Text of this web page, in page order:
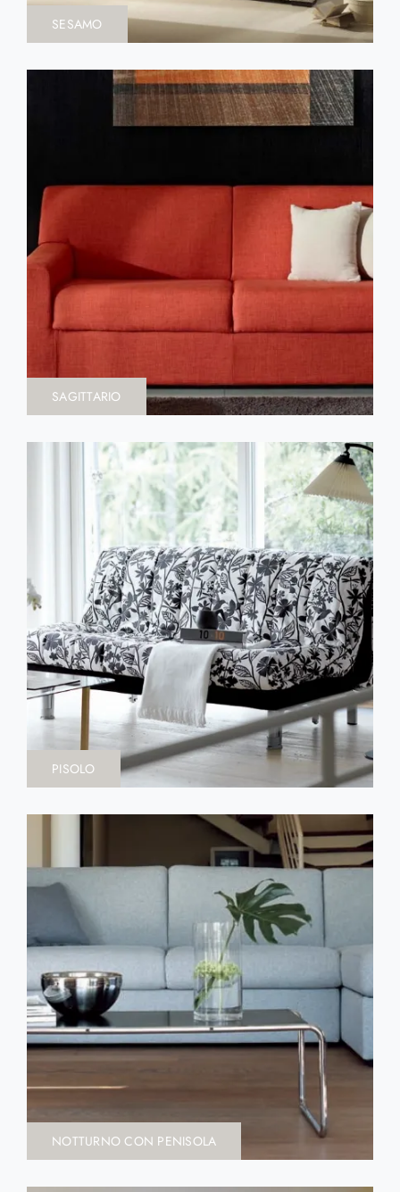
SESAMO
SAGITTARIO
PISOLO
NOTTURNO CON PENISOLA